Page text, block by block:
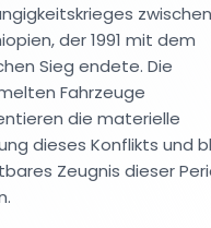
der 1991 mit dem
Sieg endete. Die
Fahrzeuge
die materielle
dieses Konflikts und
Zeugnis dieser